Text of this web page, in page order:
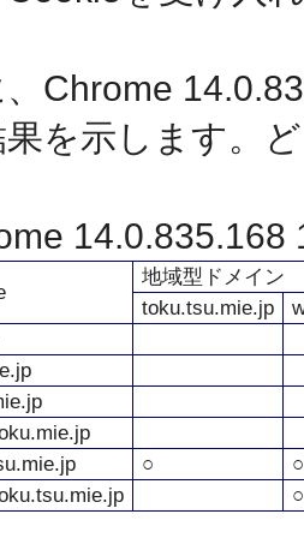
Chrome
を示します。
14.0.835.168
地域型ドメイン
toku.tsu.mie.jp
○
○
○